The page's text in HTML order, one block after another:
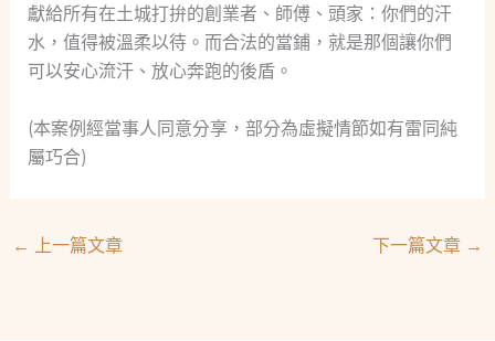
獻給所有在土城打拚的創業者、師傅、頭家：你們的汗
水，值得被溫柔以待。而合法的當鋪，就是那個讓你們
可以安心流汗、放心奔跑的後盾。
(本案例經當事人同意分享，部分為虛擬情節如有雷同純
屬巧合)
← 上一篇文章 下一篇文章 →